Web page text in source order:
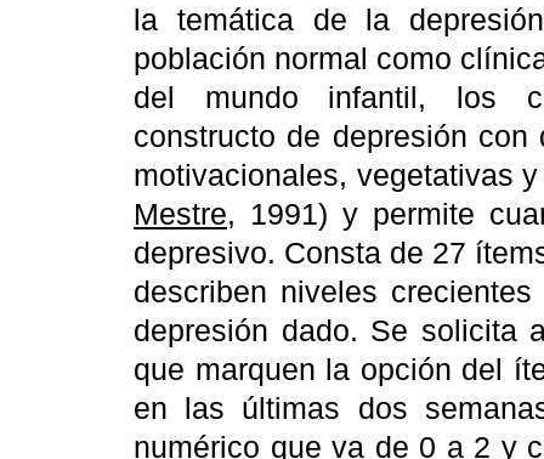
la temática de la
población normal como
del mundo infantil, los
constructo de depresión
motivacionales, vegetativas
Mestre, 1991) y permite
depresivo. Consta de 27
describen niveles
depresión dado. Se solicita
que marquen la opción del
en las últimas dos
numérico que va de 0 a 2 y